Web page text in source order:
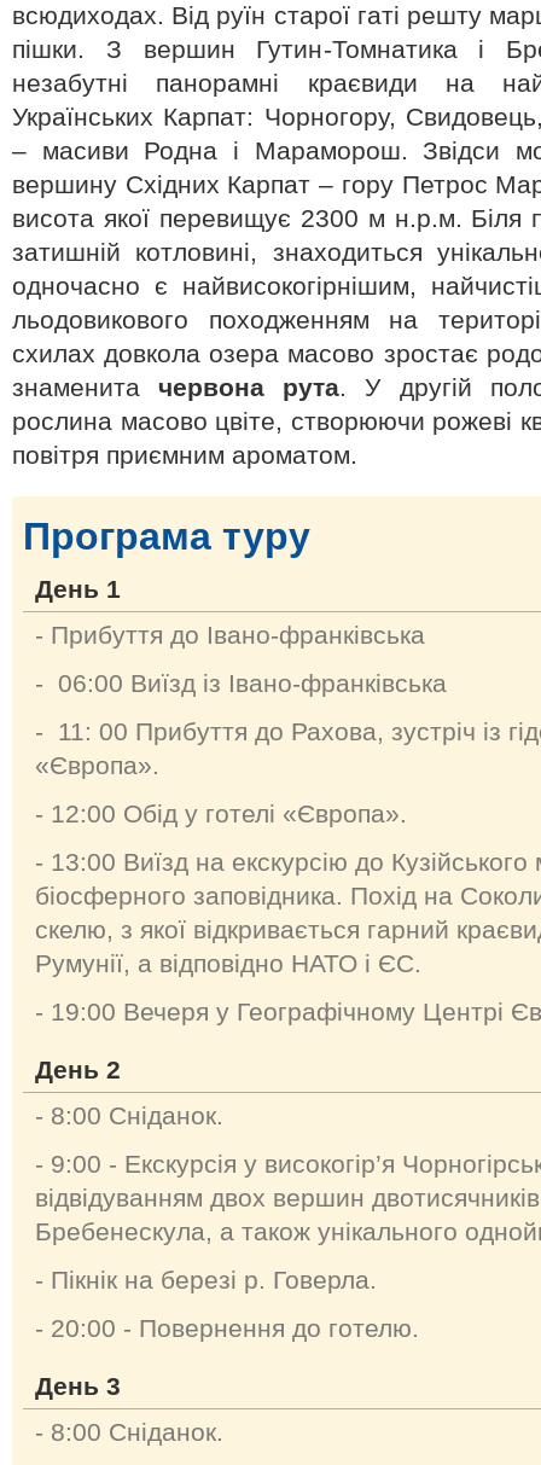
всюдиходах. Від руїн старої гаті решту
пішки. З вершин Гутин-Томнатика і
незабутні панорамні краєвиди на
Українських Карпат: Чорногору,
– масиви Родна і Мараморош. Звідси
вершину Східних Карпат – гору Петрос
висота якої перевищує 2300 м н.р.м. Біля
затишній котловині, знаходиться
одночасно є найвисокогірнішим,
льодовикового походженням на
схилах довкола озера масово зростає
знаменитачервона рута. У другій
рослина масово цвіте, створюючи рожеві
повітря приємним ароматом.
Програма туру
День 1
- Прибуття до Івано-франківська
- 06:00 Виїзд із Івано-франківська
- 11: 00 Прибуття до Рахова, зустріч із
«Європа».
- 12:00 Обід у готелі «Європа».
- 13:00 Виїзд на екскурсію до
біосферного заповідника. Похід на
скелю, з якої відкривається гарний
Румунії, а відповідно НАТО і ЄС.
- 19:00 Вечеря у Географічному Центрі
День 2
- 8:00 Сніданок.
- 9:00 - Екскурсія у високогір’я
відвідуванням двох вершин
Бребенескула, а також унікального
- Пікнік на березі р. Говерла.
- 20:00 - Повернення до готелю.
День 3
- 8:00 Сніданок.